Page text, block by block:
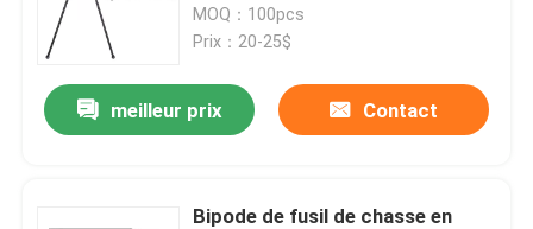
MOQ：100pcs
Prix：20-25$
meilleur prix Contact
Bipode de fusil de chasse en